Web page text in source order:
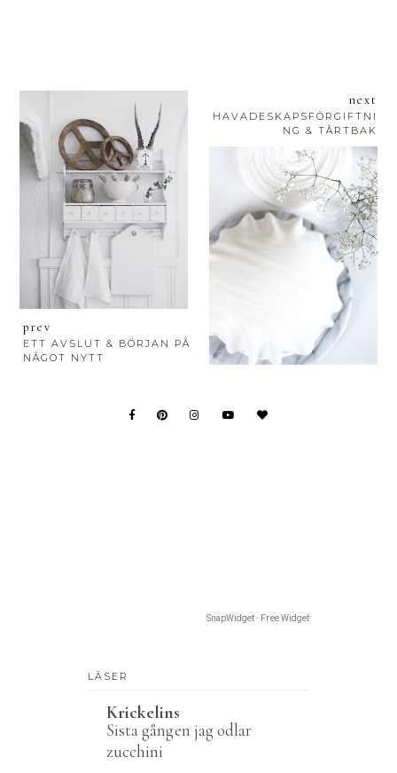
prev
ETT AVSLUT & BÖRJAN PÅ
NÅGOT NYTT
next
HAVADESKAPSFÖRGIFTNI
NG & TÅRTBAK
SnapWidget · Free Widget
LÄSER
Krickelins
Sista gången jag odlar
zucchini